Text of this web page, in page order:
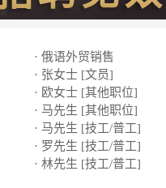
· 俄语外贸销售
· 张女士 [文员]
· 欧女士 [其他职位]
· 马先生 [其他职位]
· 马先生 [技工/普工]
· 罗先生 [技工/普工]
· 林先生 [技工/普工]